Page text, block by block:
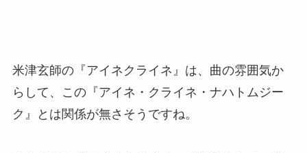
米津玄師の『アイネクライネ』は、曲の雰囲気か
らして、この『アイネ・クライネ・ナハトムジー
ク』とは関係が無さそうですね。